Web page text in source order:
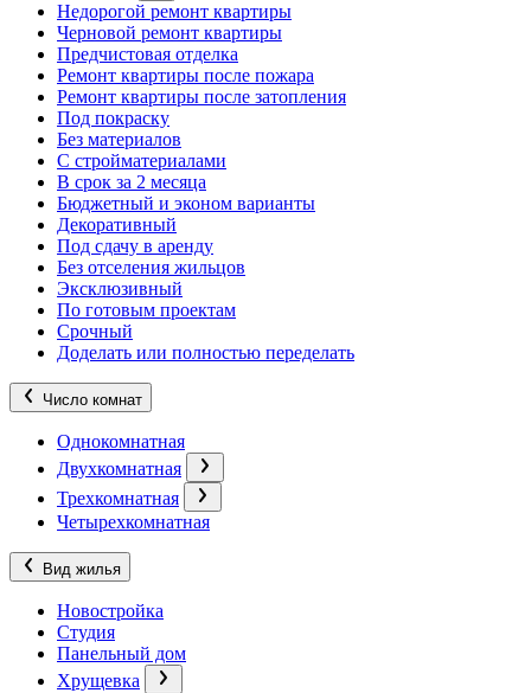
Недорогой ремонт квартиры
Черновой ремонт квартиры
Предчистовая отделка
Ремонт квартиры после пожара
Ремонт квартиры после затопления
Под покраску
Без материалов
С стройматериалами
В срок за 2 месяца
Бюджетный и эконом варианты
Декоративный
Под сдачу в аренду
Без отселения жильцов
Эксклюзивный
По готовым проектам
Срочный
Доделать или полностью переделать
Число комнат
Однокомнатная
Двухкомнатная
Трехкомнатная
Четырехкомнатная
Вид жилья
Новостройка
Студия
Панельный дом
Хрущевка